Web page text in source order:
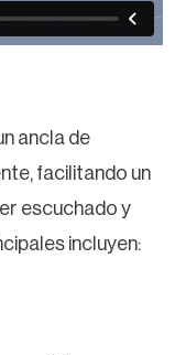
ancla de
facilitando un
escuchado y
incluyen: